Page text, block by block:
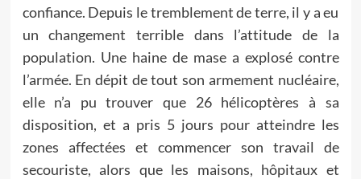
confiance. Depuis le tremblement de terre, il y a eu
un changement terrible dans l’attitude de la
population. Une haine de mase a explosé contre
l’armée. En dépit de tout son armement nucléaire,
elle n’a pu trouver que 26 hélicoptères à sa
disposition, et a pris 5 jours pour atteindre les
zones affectées et commencer son travail de
secouriste, alors que les maisons, hôpitaux et